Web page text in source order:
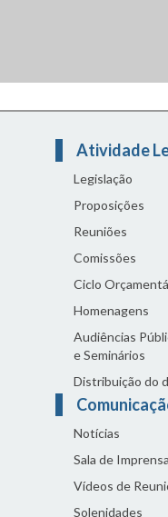
Atividade
Legislação
Proposições
Reuniões
Comissões
Ciclo
Homenagens
Audiências
e Seminários
Distribuição do
Notícias
Sala de Imprensa
Vídeos de
Solenidades